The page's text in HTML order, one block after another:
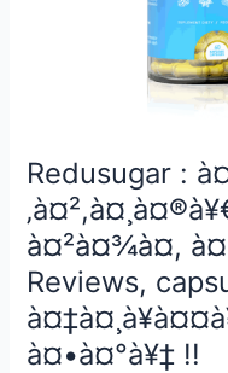
Redusugar :
à¤²à¤¾à¤­,
Reviews,
à¤•à¤°à¥‡ !!